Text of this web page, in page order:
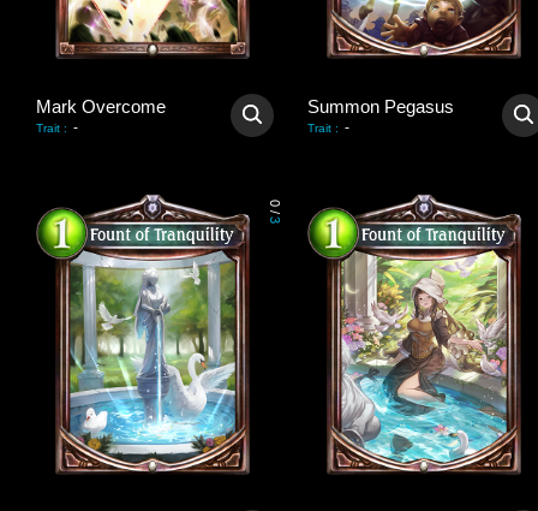
Mark Overcome
Trait : -
Summon Pegasus
Trait : -
0
/
3